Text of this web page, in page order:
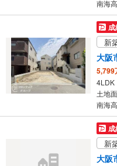
を
イ
ペ
ー
ジ
に
存
南海
成
新
大阪
5,799
4LDK
土地
南海
成
新
大阪